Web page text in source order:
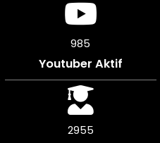
1103
Youtuber Aktif
3306